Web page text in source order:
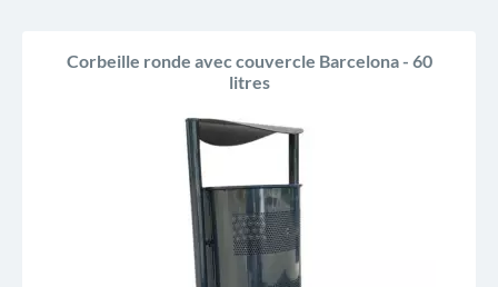
Corbeille ronde avec couvercle Barcelona - 60
litres